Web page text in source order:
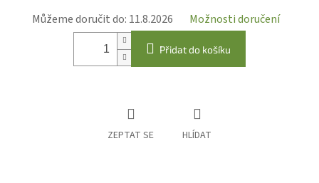
Můžeme doručit do: 11.8.2026 Možnosti doručení
Přidat do košíku
ZEPTAT SE HLÍDAT